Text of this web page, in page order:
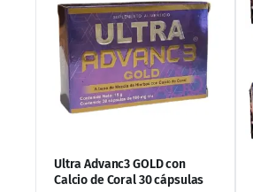
Ultra Advanc3 GOLD con
Calcio de Coral 30 cápsulas